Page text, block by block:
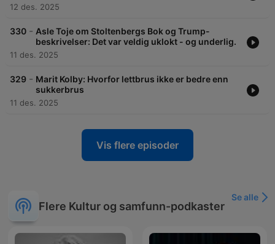
12 des. 2025
330 - Asle Toje om Stoltenbergs Bok og Trump-
beskrivelser: Det var veldig uklokt - og underlig.
11 des. 2025
329 - Marit Kolby: Hvorfor lettbrus ikke er bedre enn
sukkerbrus
11 des. 2025
Vis flere episoder
Flere Kultur og samfunn-podkaster
Se alle